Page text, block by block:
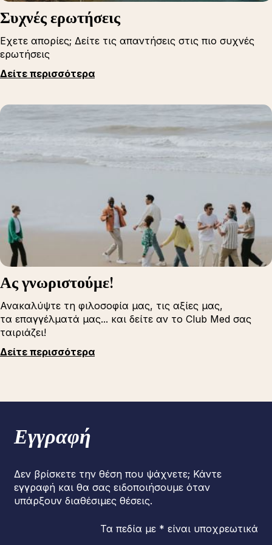
Συχνές ερωτήσεις
Εχετε απορίες; Δείτε τις απαντήσεις στις πιο συχνές
ερωτήσεις
Δείτε περισσότερα
Ας γνωριστούμε!
Ανακαλύψτε τη φιλοσοφία μας, τις αξίες μας,
τα επαγγέλματά μας... και δείτε αν το Club Med σας
ταιριάζει!
Δείτε περισσότερα
Εγγραφή
Δεν βρίσκετε την θέση που ψάχνετε; Κάντε
εγγραφή και θα σας ειδοποιήσουμε όταν
υπάρξουν διαθέσιμες θέσεις.
Τα πεδία με * είναι υποχρεωτικά